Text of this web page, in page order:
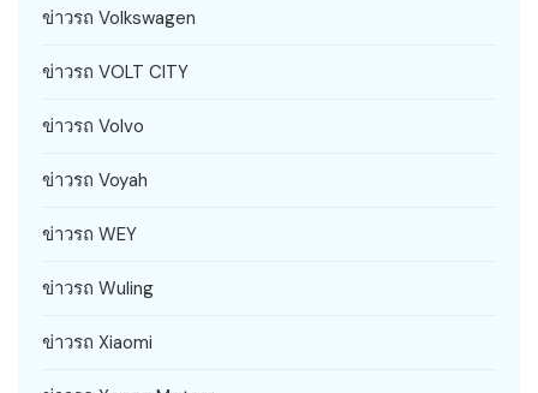
ข่าวรถ Volkswagen
ข่าวรถ VOLT CITY
ข่าวรถ Volvo
ข่าวรถ Voyah
ข่าวรถ WEY
ข่าวรถ Wuling
ข่าวรถ Xiaomi